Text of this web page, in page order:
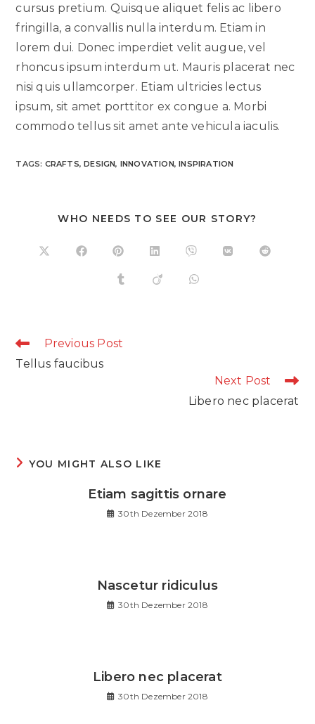
cursus pretium. Quisque aliquet felis ac libero
fringilla, a convallis nulla interdum. Etiam in
lorem dui. Donec imperdiet velit augue, vel
rhoncus ipsum interdum ut. Mauris placerat nec
nisi quis ullamcorper. Etiam ultricies lectus
ipsum, sit amet porttitor ex congue a. Morbi
commodo tellus sit amet ante vehicula iaculis.
TAGS: CRAFTS, DESIGN, INNOVATION, INSPIRATION
WHO NEEDS TO SEE OUR STORY?
Öffnet Öffnet Öffnet
einem
neuen
Öffnet
einem
neuen
Öffnet
einem
neuen
Öffnet Öffnet
Öffnet Öffnet Öffnet
Continue
Reading
Previous Post
Tellus faucibus
Next Post
Libero nec placerat
YOU MIGHT ALSO LIKE
Etiam sagittis ornare
30th Dezember 2018
Nascetur ridiculus
30th Dezember 2018
Libero nec placerat
30th Dezember 2018